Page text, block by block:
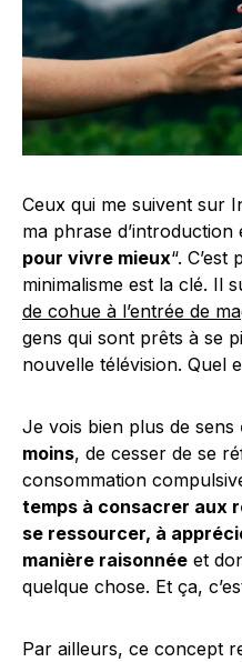
Ceux qui me suivent sur
ma phrase d’introduction
pour vivre mieux“.
minimalisme est la clé. Il
de cohue à l’entrée de
gens qui sont prêts à se
nouvelle télévision. Quel
Je vois bien plus de sens
moins, de cesser de se
consommation
temps à consacrer aux
se ressourcer, à
manière raisonnée et
quelque chose. Et ça,
Par ailleurs, ce concept